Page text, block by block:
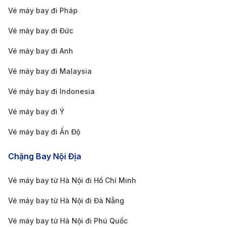
chọn phương tiện di chuyển từ trung tâm thành phố,
Tàu điện Airport Express: Đây là phương tiện phổ
biến, kết nối PEK với trung tâm qua tuyến tàu điện
ngầm Bắc Kinh. Bạn có thể bắt tuyến Airport
Thời gian di chuyển khoảng 20–30 phút, giá vé
khoảng 25 CNY (~90.000 VNĐ).
Taxi và dịch vụ xe công nghệ: Di chuyển từ trung
dao động từ 100 – 150 CNY (~350.000 – 520.000
VNĐ) tùy theo vị trí và tình trạng giao thông.
Xe buýt sân bay: Có nhiều tuyến xe buýt kết nối
Vé máy bay đi Pháp
Vé máy bay đi Đức
Vé máy bay đi Anh
Vé máy bay đi Malaysia
Vé máy bay đi Indonesia
Vé máy bay đi Ý
Vé máy bay đi Ấn Độ
Chặng Bay Nội Địa
Vé máy bay từ Hà Nội đi Hồ Chí Minh
Vé máy bay từ Hà Nội đi Đà Nẵng
Vé máy bay từ Hà Nội đi Phú Quốc